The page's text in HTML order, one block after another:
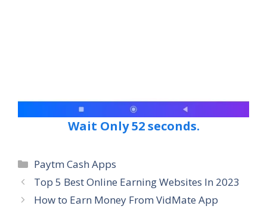
Wait Only 51 seconds.
Categories
Paytm Cash Apps
Top 5 Best Online Earning Websites In 2023
How to Earn Money From VidMate App